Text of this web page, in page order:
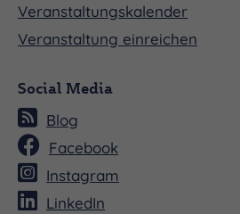
Veranstaltungskalender
Veranstaltung einreichen
Social Media
Blog
Facebook
Instagram
LinkedIn